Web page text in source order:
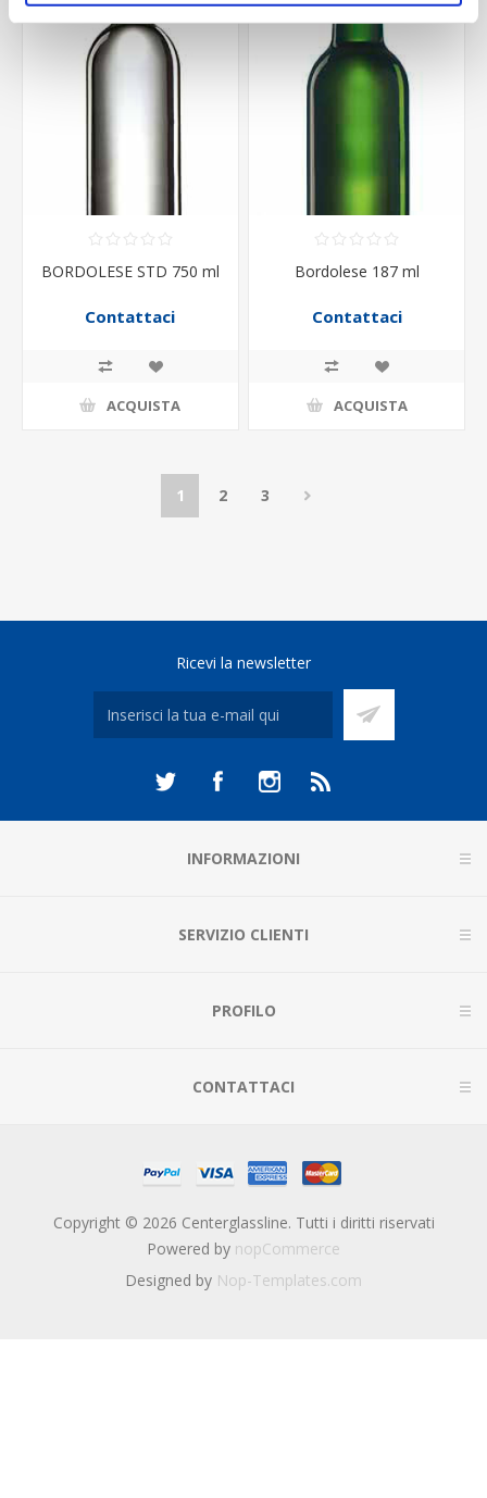
BORDOLESE STD 750 ml
Contattaci
ACQUISTA
Bordolese 187 ml
Contattaci
ACQUISTA
1 2 3
Ricevi la newsletter
INFORMAZIONI
SERVIZIO CLIENTI
PROFILO
CONTATTACI
Copyright © 2026 Centerglassline. Tutti i diritti riservati
Powered by nopCommerce
Designed by Nop-Templates.com